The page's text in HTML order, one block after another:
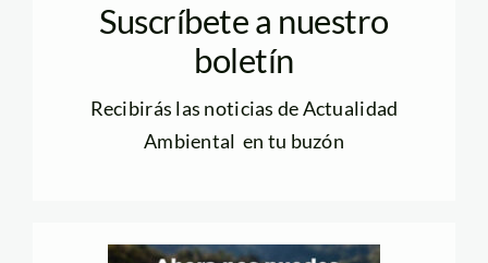
Suscríbete a nuestro
boletín
Recibirás las noticias de Actualidad
Ambiental en tu buzón